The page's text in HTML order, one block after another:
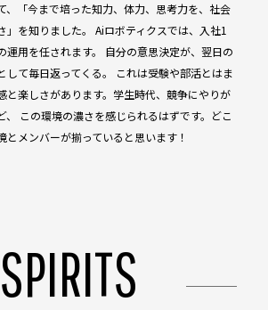
、「今まで培った知力、体力、思考力を、社会
」を知りました。 Aiロボティクスでは、入社1
運用を任されます。 自分の意思決定が、翌日の
して毎日返ってくる。 これは受験や部活とはま
と楽しさがあります。学生時代、競争にやりが
、 この環境の濃さを感じられるはずです。どこ
とメンバーが揃っていると思います！
SPIRITS